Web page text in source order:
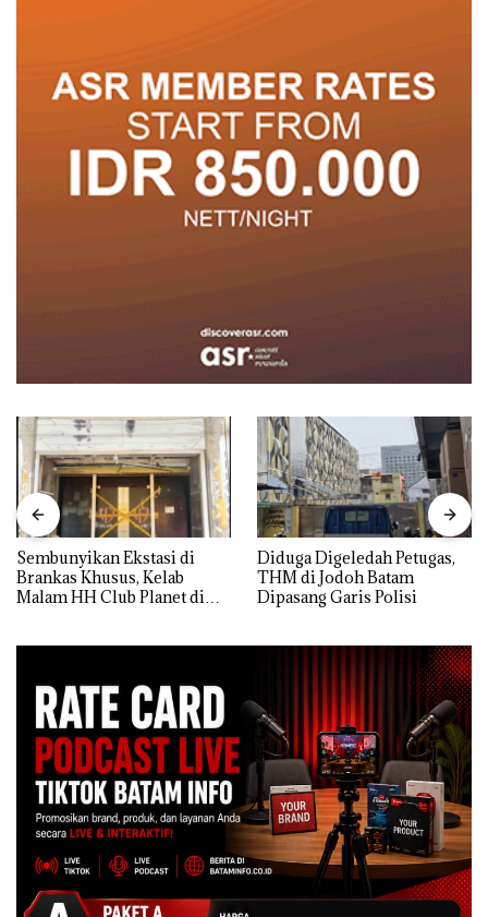
Sembunyikan Ekstasi di
Brankas Khusus, Kelab
Malam HH Club Planet di
Diduga Digeledah Petugas,
THM di Jodoh Batam
Dipasang Garis Polisi